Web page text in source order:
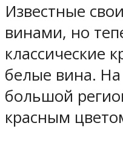
Известные
винами, но
классические
белые вина.
большой
красным